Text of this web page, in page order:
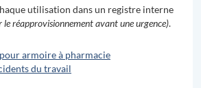
utilisation dans un registre interne
le réapprovisionnement avant une urgence).
armoire à pharmacie
du travail